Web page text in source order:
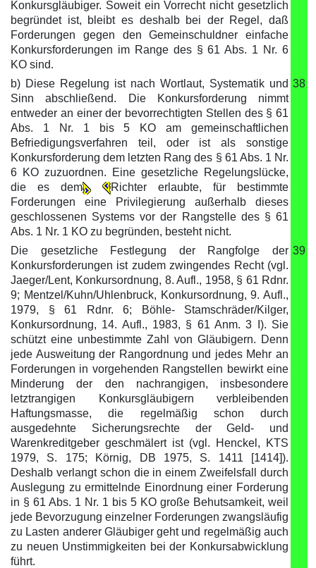
Konkursgläubiger. Soweit ein Vorrecht nicht gesetzlich
begründet ist, bleibt es deshalb bei der Regel, daß
Forderungen gegen den Gemeinschuldner einfache
Konkursforderungen im Range des § 61 Abs. 1 Nr. 6
KO sind.
b) Diese Regelung ist nach Wortlaut, Systematik und
Sinn abschließend. Die Konkursforderung nimmt
entweder an einer der bevorrechtigten Stellen des § 61
Abs. 1 Nr. 1 bis 5 KO am gemeinschaftlichen
Befriedigungsverfahren teil, oder ist als sonstige
Konkursforderung dem letzten Rang des § 61 Abs. 1 Nr.
6 KO zuzuordnen. Eine gesetzliche Regelungslücke,
die es dem
Richter erlaubte, für bestimmte
Forderungen eine Privilegierung außerhalb dieses
geschlossenen Systems vor der Rangstelle des § 61
Abs. 1 Nr. 1 KO zu begründen, besteht nicht.
38
Die gesetzliche Festlegung der Rangfolge der
Konkursforderungen ist zudem zwingendes Recht (vgl.
Jaeger/Lent, Konkursordnung, 8. Aufl., 1958, § 61 Rdnr.
9; Mentzel/Kuhn/Uhlenbruck, Konkursordnung, 9. Aufl.,
1979, § 61 Rdnr. 6; Böhle- Stamschräder/Kilger,
Konkursordnung, 14. Aufl., 1983, § 61 Anm. 3 I). Sie
schützt eine unbestimmte Zahl von Gläubigern. Denn
jede Ausweitung der Rangordnung und jedes Mehr an
Forderungen in vorgehenden Rangstellen bewirkt eine
Minderung der den nachrangigen, insbesondere
letztrangigen Konkursgläubigern verbleibenden
Haftungsmasse, die regelmäßig schon durch
ausgedehnte Sicherungsrechte der Geld- und
Warenkreditgeber geschmälert ist (vgl. Henckel, KTS
1979, S. 175; Körnig, DB 1975, S. 1411 [1414]).
Deshalb verlangt schon die in einem Zweifelsfall durch
Auslegung zu ermittelnde Einordnung einer Forderung
in § 61 Abs. 1 Nr. 1 bis 5 KO große Behutsamkeit, weil
jede Bevorzugung einzelner Forderungen zwangsläufig
zu Lasten anderer Gläubiger geht und regelmäßig auch
zu neuen Unstimmigkeiten bei der Konkursabwicklung
führt.
39